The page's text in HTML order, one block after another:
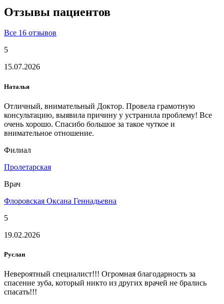
Отзывы пациентов
Все 16 отзывов
5
15.07.2026
Наталья
Отличный, внимательный Доктор. Провела грамотную
консультацию, выявила причину у устранила проблему! Все
очень хорошо. Спасибо большое за такое чуткое и
внимательное отношение.
Филиал
Пролетарская
Врач
Флоровская Оксана Геннадьевна
5
19.02.2026
Руслан
Невероятный специалист!!! Огромная благодарность за
спасение зуба, который никто из других врачей не брались
спасать!!!